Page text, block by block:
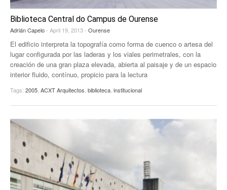
Biblioteca Central do Campus de Ourense
Adrián Capelo- April 19, 2013 - Ourense
El edificio interpreta la topografía como forma de cuenco o artesa del
lugar configurada por las laderas y los viales perimetrales, con la
creación de una gran plaza elevada, abierta al paisaje y de un espacio
interior fluido, contínuo, propicio para la lectura
Tags: 2005, ACXT Arquitectos, biblioteca, institucional